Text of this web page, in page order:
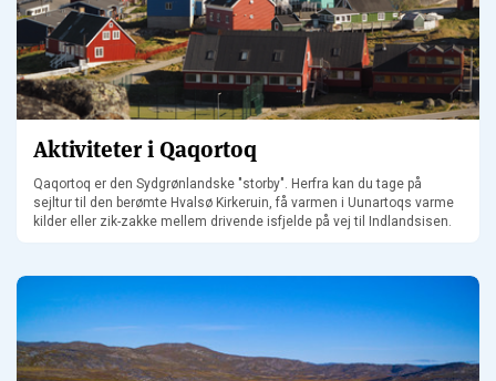
Aktiviteter i Qaqortoq
Qaqortoq er den Sydgrønlandske "storby". Herfra kan du tage på
sejltur til den berømte Hvalsø Kirkeruin, få varmen i Uunartoqs varme
kilder eller zik-zakke mellem drivende isfjelde på vej til Indlandsisen.